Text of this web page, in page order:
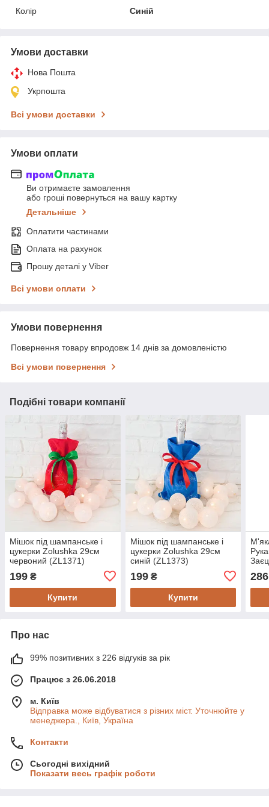
Колір
Синій
Умови доставки
Нова Пошта
Укрпошта
Всі умови доставки
Умови оплати
Ви отримаєте замовлення
або гроші повернуться на вашу картку
Детальніше
Оплатити частинами
Оплата на рахунок
Прошу деталі у Viber
Всі умови оплати
Умови повернення
Повернення товару впродовж 14 днів за домовленістю
Всі умови повернення
Подібні товари компанії
Мішок під шампанське і
цукерки Zolushka 29см
червоний (ZL1371)
199 ₴
Купити
Мішок під шампанське і
цукерки Zolushka 29см
синій (ZL1373)
199₴
Купити
286
Про нас
99% позитивних з 226 відгуків за рік
Працює з 26.06.2018
м. Київ
Відправка може відбуватися з різних міст. Уточнюйте у
менеджера., Київ, Україна
Контакти
Сьогодні вихідний
Показати весь графік роботи